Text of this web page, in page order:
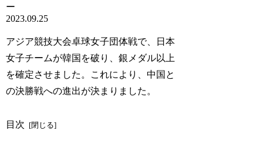
ー
2023.09.25
アジア競技大会卓球女子団体戦で、日本
女子チームが韓国を破り、銀メダル以上
を確定させました。これにより、中国と
の決勝戦への進出が決まりました。
目次